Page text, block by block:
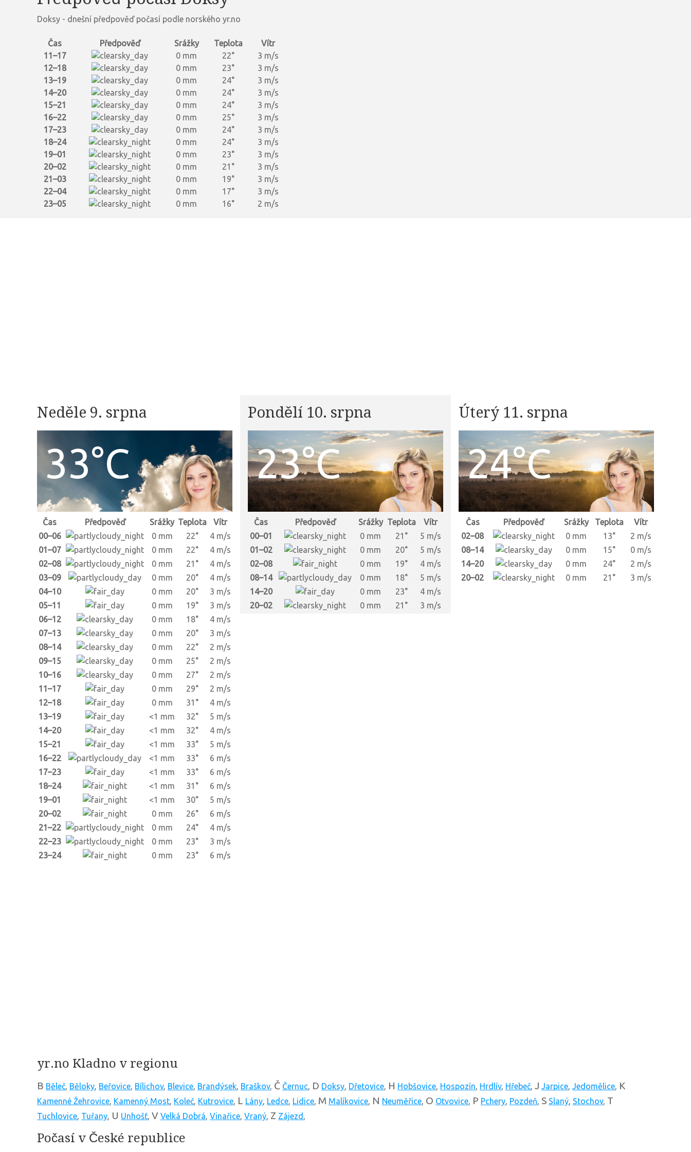
Doksy - dnešní předpověď počasí podle norského yr.no
Čas Předpověď Srážky Teplota
Vítr
11–17
0 mm 22°
3 m/s
12–18
0 mm 23°
3 m/s
13–19
0 mm 24°
3 m/s
14–20
0 mm 24°
3 m/s
15–21
0 mm 24°
3 m/s
16–22
0 mm 25°
3 m/s
17–23
0 mm 24°
3 m/s
18–24
0 mm 24°
3 m/s
19–01
0 mm 23°
3 m/s
20–02
0 mm 21°
3 m/s
21–03
0 mm 19°
3 m/s
22–04
0 mm 17°
3 m/s
23–05
0 mm 16° 2 m/s
Neděle 9. srpna
33°C
Čas Předpověď Srážky Teplota
Vítr
00–06
0 mm 22°
4 m/s
01–07
0 mm 22°
4 m/s
02–08
0 mm 21°
4 m/s
03–09
0 mm 20°
4 m/s
04–10
0 mm 20°
3 m/s
05–11
0 mm 19°
3 m/s
06–12
0 mm 18°
4 m/s
07–13
0 mm 20°
3 m/s
08–14
0 mm 22°
2 m/s
09–15
0 mm 25°
2 m/s
10–16
0 mm 27°
2 m/s
11–17
0 mm 29°
2 m/s
12–18
0 mm 31°
4 m/s
13–19
<1 mm 32°
5 m/s
14–20
<1 mm 32°
4 m/s
15–21
<1 mm 33°
5 m/s
16–22
<1 mm 33°
6 m/s
17–23
<1 mm 33°
6 m/s
18–24
<1 mm 31°
6 m/s
19–01
<1 mm 30°
5 m/s
20–02
0 mm 26°
6 m/s
21–22
0 mm 24°
4 m/s
22–23
0 mm 23°
3 m/s
23–24
0 mm 23° 6 m/s
Pondělí 10. srpna
23°C
Čas Předpověď Srážky Teplota
Vítr
00–01
0 mm 21°
5 m/s
01–02
0 mm 20°
5 m/s
02–08
0 mm 19°
4 m/s
08–14
0 mm 18°
5 m/s
14–20
0 mm 23°
4 m/s
20–02
0 mm 21° 3 m/s
Úterý 11. srpna
24°C
Čas Předpověď Srážky Teplota
Vítr
02–08
0 mm 13°
2 m/s
08–14
0 mm 15°
0 m/s
14–20
0 mm 24°
2 m/s
20–02
0 mm 21° 3 m/s
yr.no Kladno v regionu
B Běleč, Běloky, Beřovice, Bílichov, Blevice, Brandýsek, Braškov, Č Černuc, D Doksy, Dřetovice, H Hobšovice, Hospozín, Hrdlív, Hřebeč, J Jarpice, Jedomělice, K
Kamenné Žehrovice, Kamenný Most, Koleč, Kutrovice, L Lány, Ledce, Lidice, M Malíkovice, N Neuměřice, O Otvovice, P Pchery, Pozdeň, S Slaný, Stochov, T
Tuchlovice, Tuřany, U Unhošť, V Velká Dobrá, Vinařice, Vraný, Z Zájezd ,
Počasí v České republice